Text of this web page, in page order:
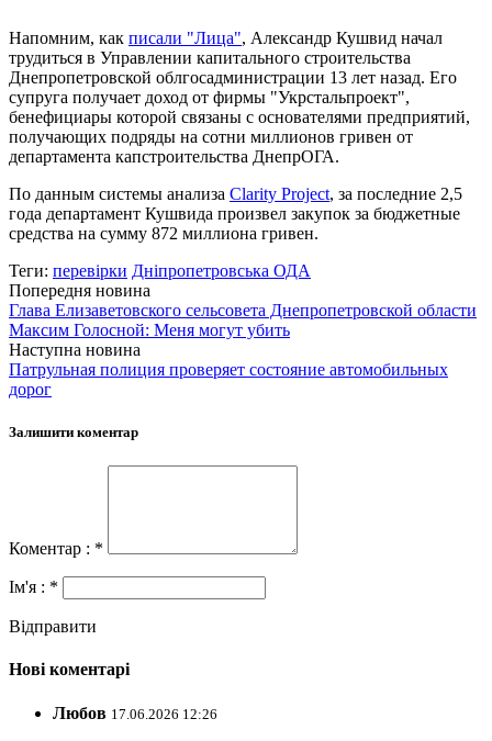
Напомним, как писали "Лица", Александр Кушвид начал
трудиться в Управлении капитального строительства
Днепропетровской облгосадминистрации 13 лет назад. Его
супруга получает доход от фирмы "Укрстальпроект",
бенефициары которой связаны с основателями предприятий,
получающих подряды на сотни миллионов гривен от
департамента капстроительства ДнепрОГА.
По данным системы анализа Clarity Project, за последние 2,5
года департамент Кушвида произвел закупок за бюджетные
средства на сумму 872 миллиона гривен.
Теги: перевірки Дніпропетровська ОДА
Попередня новина
Глава Елизаветовского сельсовета Днепропетровской области
Максим Голосной: Меня могут убить
Наступна новина
Патрульная полиция проверяет состояние автомобильных
дорог
Залишити коментар
Коментар : *
Ім'я : *
Відправити
Нові коментарі
Любов 17.06.2026 12:26